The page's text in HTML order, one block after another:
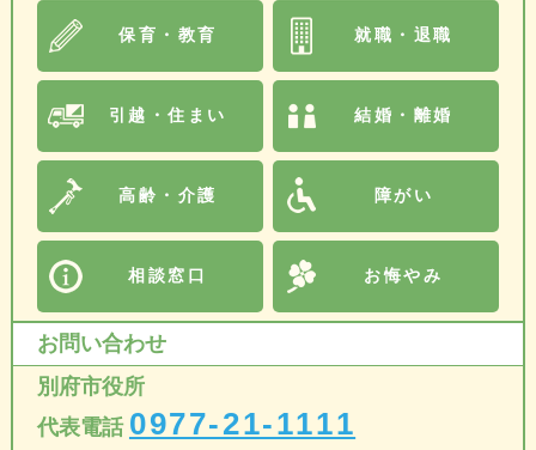
保育・教育 就職・退職
引越・住まい 結婚・離婚
高齢・介護 障がい
相談窓口 お悔やみ
お問い合わせ
別府市役所
代表電話 0977-21-1111